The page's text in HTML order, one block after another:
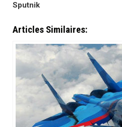
Sputnik
Articles Similaires: